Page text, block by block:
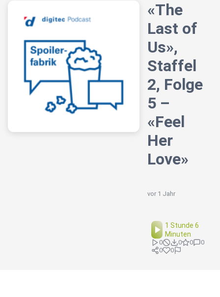
«The
Last of
Us»,
Staffel
2, Folge
5 –
«Feel
Her
Love»
vor 1 Jahr
1 Stunde 6
Minuten
0 0 0
0
0
0